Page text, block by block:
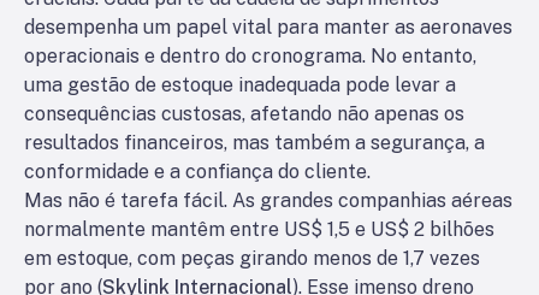
desempenha um papel vital para manter as aeronaves
operacionais e dentro do cronograma. No entanto,
uma gestão de estoque inadequada pode levar a
consequências custosas, afetando não apenas os
resultados financeiros, mas também a segurança, a
conformidade e a confiança do cliente.
Mas não é tarefa fácil. As grandes companhias aéreas
normalmente mantêm entre US$ 1,5 e US$ 2 bilhões
em estoque, com peças girando menos de 1,7 vezes
por ano (Skylink Internacional). Esse imenso dreno